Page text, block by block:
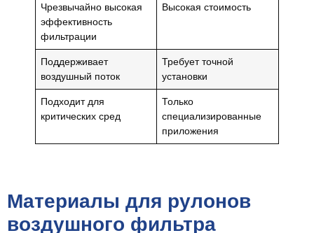
Чрезвычайно высокая
эффективность
фильтрации
Высокая стоимость
Поддерживает
воздушный поток
Требует точной
установки
Подходит для
критических сред
Только
специализированные
приложения
Материалы для рулонов
воздушного фильтра